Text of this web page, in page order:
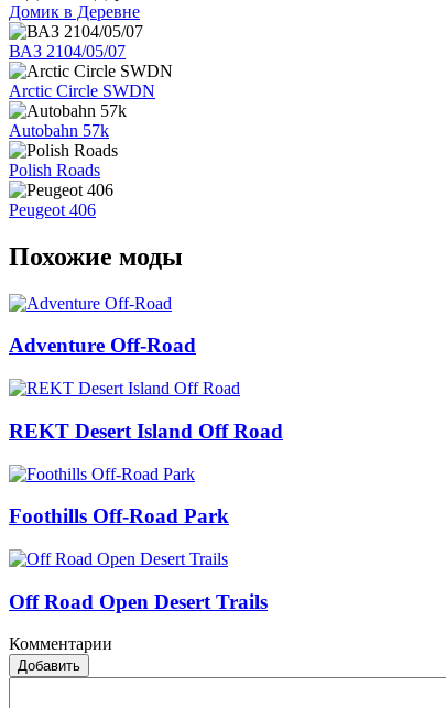
Домик в Деревне
ВАЗ 2104/05/07
Arctic Circle SWDN
Autobahn 57k
Polish Roads
Peugeot 406
Похожие моды
Adventure Off-Road
REKT Desert Island Off Road
Foothills Off-Road Park
Off Road Open Desert Trails
Комментарии
Добавить